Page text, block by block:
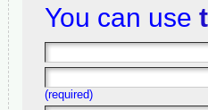
You can use
(required)